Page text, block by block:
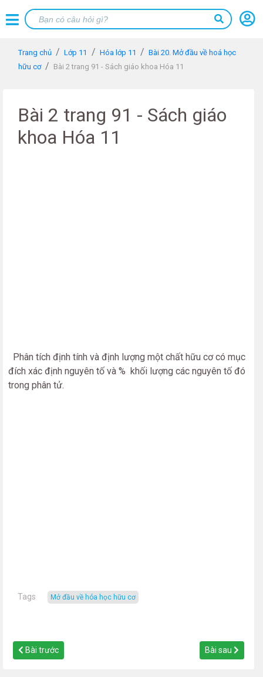
Trang chủ Lớp 11 Hóa lớp 11
Bài 20. Mở đầu về hoá học
hữu cơ
Bài 2 trang 91 - Sách giáo khoa Hóa 11
Bài 2 trang 91 - Sách giáo
khoa Hóa 11
Phân tích định tính và định lượng một chất hữu cơ có mục
đích xác định nguyên tố và % khối lượng các nguyên tố đó
trong phân tử.
Tags mở đầu về hóa học hữu cơ
Bài trước Bài sau